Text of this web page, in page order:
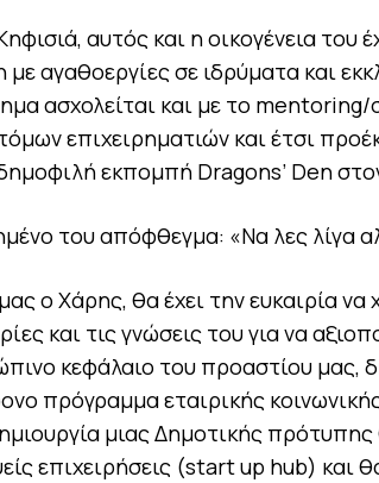
αυτός και η οικογένεια του
αγαθοεργίες σε ιδρύματα και
ασχολείται και με το
επιχειρηματιών και έτσι
εκπομπή Dragons’ Den
του απόφθεγμα: «Nα λες λίγα
ο Χάρης, θα έχει την ευκαιρία να
και τις γνώσεις του για να
κεφάλαιο του προαστίου μας,
πρόγραμμα εταιρικής
μιας Δημοτικής πρότυπης
επιχειρήσεις (start up hub) και